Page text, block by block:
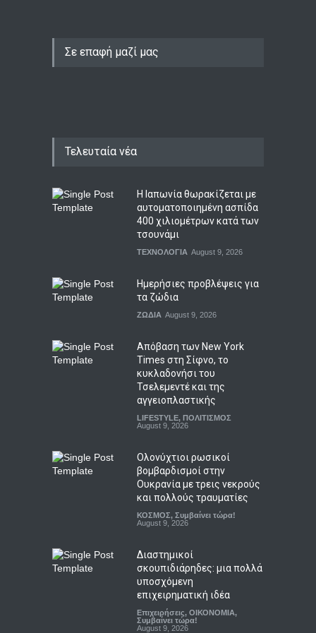
Σε επαφή μαζί μας
Τελευταία νέα
Η Ιαπωνία θωρακίζεται με
αυτοματοποιημένη ασπίδα
400 χιλιομέτρων κατά των
τσουνάμι
ΤΕΧΝΟΛΟΓΙΑ August 9, 2026
Ημερήσιες προβλέψεις για
τα ζώδια
ΖΩΔΙΑ August 9, 2026
Απόβαση των New York
Times στη Σίφνο, το
κυκλαδονήσι του
Τσελεμεντέ και της
αγγειοπλαστικής
LIFESTYLE, ΠΟΛΙΤΙΣΜΟΣ
August 9, 2026
Ολονύχτιοι ρωσικοί
βομβαρδισμοί στην
Ουκρανία με τρεις νεκρούς
και πολλούς τραυματίες
ΚΟΣΜΟΣ, Συμβαίνει τώρα!
August 9, 2026
Διαστημικοί
σκουπιδιάρηδες: μια πολλά
υποσχόμενη
επιχειρηματική ιδέα
Επιχειρήσεις, ΟΙΚΟΝΟΜΙΑ,
Συμβαίνει τώρα!
August 9, 2026